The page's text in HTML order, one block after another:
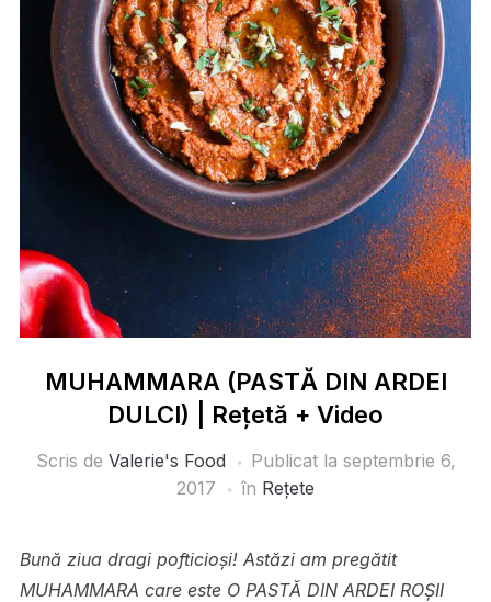
MUHAMMARA (PASTĂ DIN ARDEI
DULCI) | Rețetă + Video
Scris de Valerie's Food Publicat la septembrie 6,
2017
în Rețete
Bună ziua dragi pofticioși! Astăzi am pregătit
MUHAMMARA care este O PASTĂ DIN ARDEI ROȘII